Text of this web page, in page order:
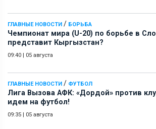
ГЛАВНЫЕ НОВОСТИ / БОРЬБА
Чемпионат мира (U-20) по борьбе в
представит Кыргызстан?
09:40 | 05 августа
ГЛАВНЫЕ НОВОСТИ / ФУТБОЛ
Лига Вызова АФК: «Дордой» против
идем на футбол!
09:35 | 05 августа